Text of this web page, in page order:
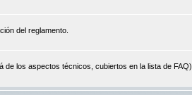
del reglamento.
los aspectos técnicos, cubiertos en la lista de FAQ)